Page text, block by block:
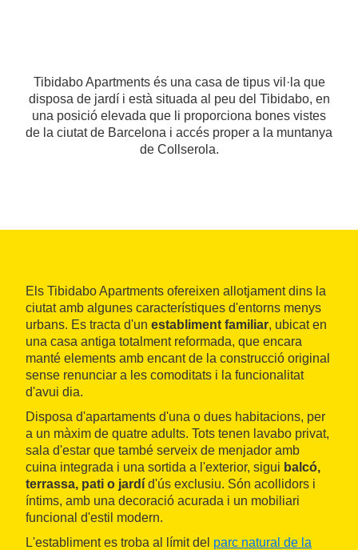
Tibidabo Apartments és una casa de tipus vil·la que
disposa de jardí i està situada al peu del Tibidabo, en
una posició elevada que li proporciona bones vistes
de la ciutat de Barcelona i accés proper a la muntanya
de Collserola.
Els Tibidabo Apartments ofereixen allotjament dins la
ciutat amb algunes característiques d'entorns menys
urbans. Es tracta d'un establiment familiar, ubicat en
una casa antiga totalment reformada, que encara
manté elements amb encant de la construcció original
sense renunciar a les comoditats i la funcionalitat
d'avui dia.
Disposa d'apartaments d'una o dues habitacions, per
a un màxim de quatre adults. Tots tenen lavabo privat,
sala d'estar que també serveix de menjador amb
cuina integrada i una sortida a l'exterior, sigui balcó,
terrassa, pati o jardí d'ús exclusiu. Són acollidors i
íntims, amb una decoració acurada i un mobiliari
funcional d'estil modern.
L'establiment es troba al límit del parc natural de la